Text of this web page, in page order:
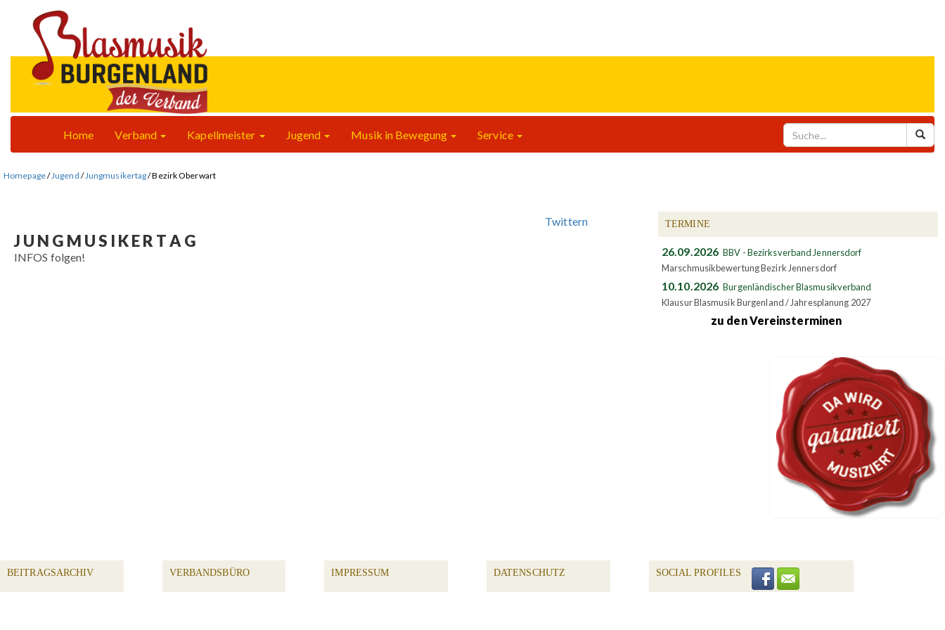
Home Verband Kapellmeister Jugend Musik in Bewegung Service
Homepage/Jugend /Jungmusikertag/Bezirk Oberwart
Twittern
J U N G M U S I K E R T A G
INFOS folgen!
TERMINE
26.09.2026 BBV - Bezirksverband Jennersdorf
Marschmusikbewertung Bezirk Jennersdorf
10.10.2026 Burgenländischer Blasmusikverband
Klausur Blasmusik Burgenland / Jahresplanung 2027
zu den Vereinsterminen
BEITRAGSARCHIV VERBANDSBÜRO IMPRESSUM DATENSCHUTZ SOCIAL PROFILES